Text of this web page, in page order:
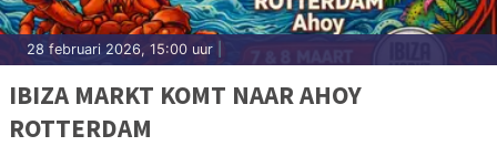
28 februari 2026, 15:00 uur
IBIZA MARKT KOMT NAAR AHOY
ROTTERDAM